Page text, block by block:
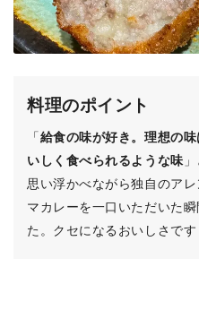
料理のポイント
「給食の味が好き。理想の
いしく食べられるような味
思い浮かべながら独自のア
マカレーを一口いただいた
た。クセになるおいしさです